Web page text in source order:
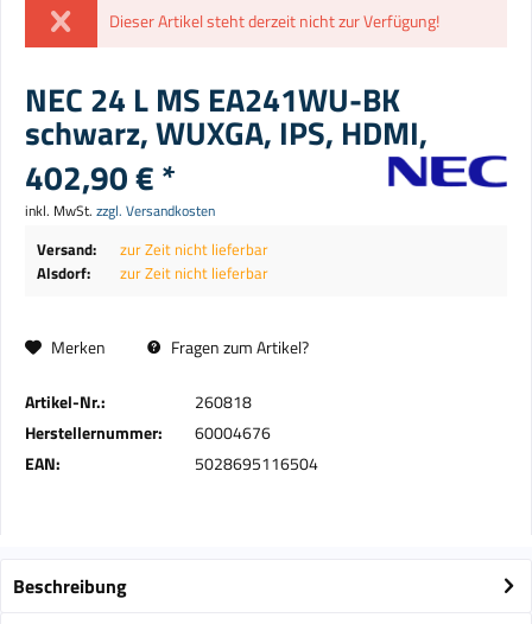
Dieser Artikel steht derzeit nicht zur Verfügung!
NEC 24 L MS EA241WU-BK
schwarz, WUXGA, IPS, HDMI,
402,90 € *
inkl. MwSt. zzgl. Versandkosten
Versand:
zur Zeit nicht lieferbar
Alsdorf:
zur Zeit nicht lieferbar
Merken Fragen zum Artikel?
Artikel-Nr.:
260818
Herstellernummer:
60004676
EAN:
5028695116504
Beschreibung